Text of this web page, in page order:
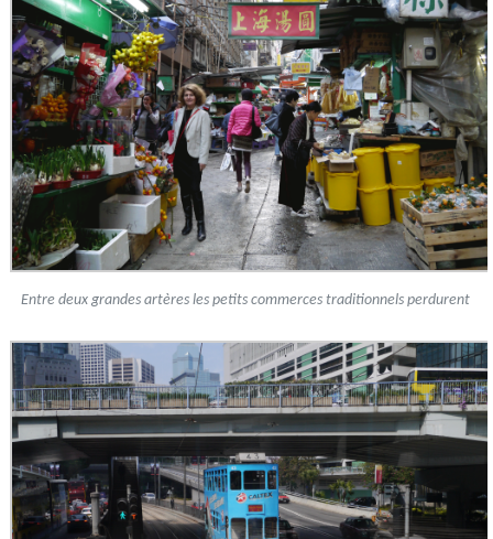
Entre deux grandes artères les petits commerces traditionnels perdurent